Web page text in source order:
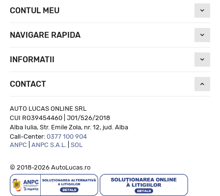
Nivel de zgomot
71
CONTUL MEU
NAVIGARE RAPIDA
INFORMATII
CONTACT
AUTO LUCAS ONLINE SRL
CUI RO39454460 | J01/526/2018
Alba Iulia, Str. Emile Zola, nr. 12, jud. Alba
Call-Center: 0377 100 904
ANPC
ANPC S.A.L. SOL
© 2018-2026 AutoLucas.ro